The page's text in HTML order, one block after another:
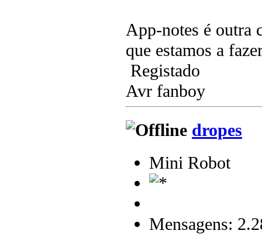
App-notes é outra
que estamos a
Registado
Avr fanboy
dropes
Mini Robot
Mensagens: